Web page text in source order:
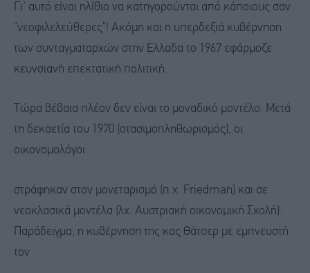
Γι' αυτό είναι ηλίθιο να κατηγορούνται από κάποιους σαν
"νεοφιλελεύθερες"! Ακόμη και η υπερδεξιά κυβέρνηση
των συνταγματαρχών στην Ελλαδα το 1967 εφάρμοζε
κευνσιανή επεκτατική πολιτική.
Τώρα βέβαια πλέον δεν είναι το μοναδικό μοντέλο. Μετά
τη δεκαετία του 1970 (στασιμοπληθωρισμός), οι
οικονομολόγοι
στράφηκαν στον μονεταρισμό (π.χ. Friedman) και σε
νεοκλασικά μοντέλα (λχ. Αυστριακή οικονομική Σχολή).
Παράδειγμα, η κυβέρνηση της κας Θάτσερ με εμπνευστή
τον